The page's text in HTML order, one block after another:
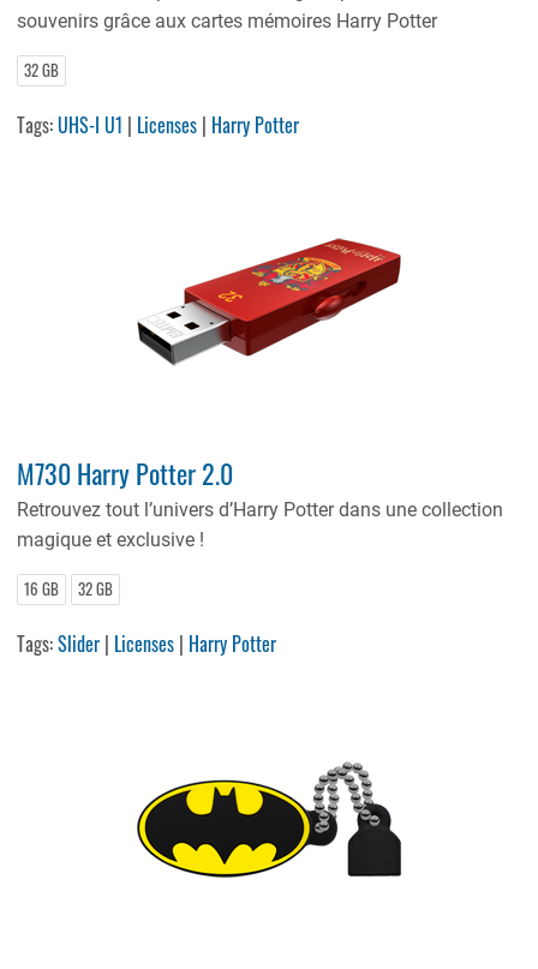
souvenirs grâce aux cartes mémoires Harry Potter
32 GB
Tags:UHS-I U1 | Licenses | Harry Potter
M730 Harry Potter 2.0
Retrouvez tout l’univers d’Harry Potter dans une collection
magique et exclusive !
16 GB 32 GB
Tags:Slider | Licenses | Harry Potter